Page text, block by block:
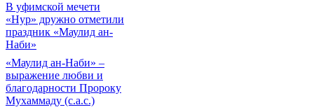
В уфимской мечети
«Нур» дружно отметили
праздник «Маулид ан-
Наби»
«Маулид ан-Наби» –
выражение любви и
благодарности Пророку
Мухаммаду (с.а.с.)